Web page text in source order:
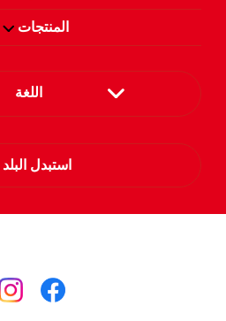
المنتجات
اللغة
English
استبدل البلد